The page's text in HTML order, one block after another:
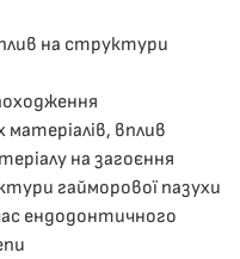
на структури
вплив
на загоєння
гайморової пазухи
ендодонтичного